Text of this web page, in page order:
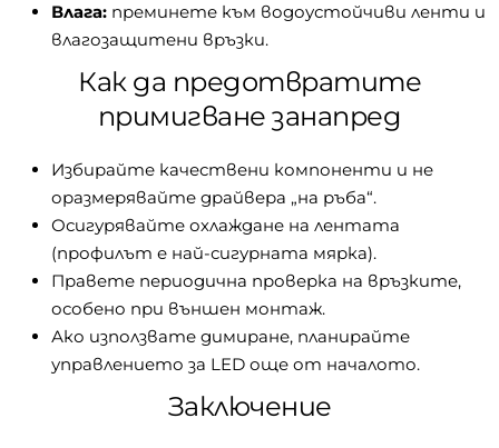
Влага: преминете към водоустойчиви ленти и
влагозащитени връзки.
Как да предотвратите
примигване занапред
Избирайте качествени компоненти и не
оразмерявайте драйвера „на ръба“.
Осигурявайте охлаждане на лентата
(профилът е най-сигурната мярка).
Правете периодична проверка на връзките,
особено при външен монтаж.
Ако използвате димиране, планирайте
управлението за LED още от началото.
Заключение